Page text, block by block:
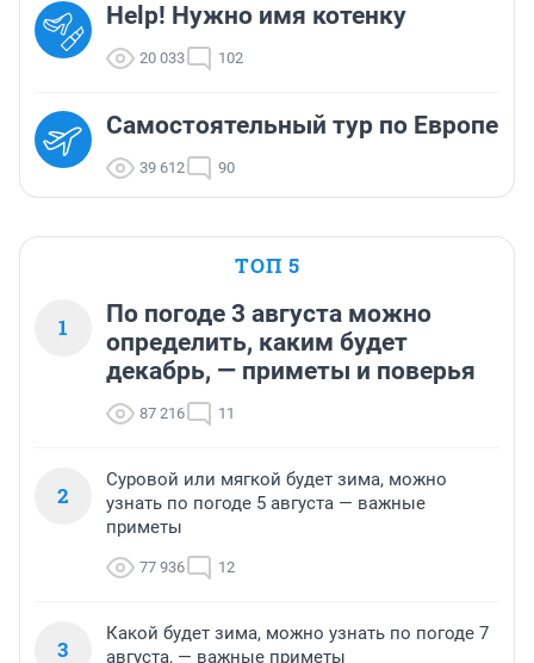
Help! Нужно имя котенку
20 033 102
Самостоятельный тур по Европе
39 612 90
ТОП 5
1
По погоде 3 августа можно
определить, каким будет
декабрь, — приметы и поверья
87 216 11
2
Суровой или мягкой будет зима, можно
узнать по погоде 5 августа — важные
приметы
77 936 12
3
Какой будет зима, можно узнать по погоде 7
августа, — важные приметы